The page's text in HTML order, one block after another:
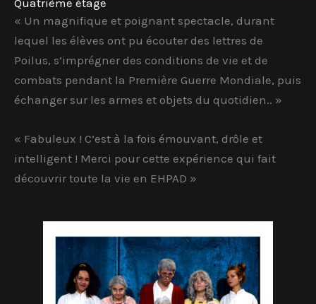
« Un magnifique et poignant spectacle, durant
lequel les élèves ont pu écouter des lettres de
Poilus, s’imprégner des conditions de vie et de
combats pendant la Première Guerre Mondiale, puis
échanger sur les armes et objets du quotidien.. »
« Fabuleux ! C’est à la fois émouvant, drôle et
intelligent ! Merci pour cette expérience qui fait
découvrir toute la vie en EHPAD »